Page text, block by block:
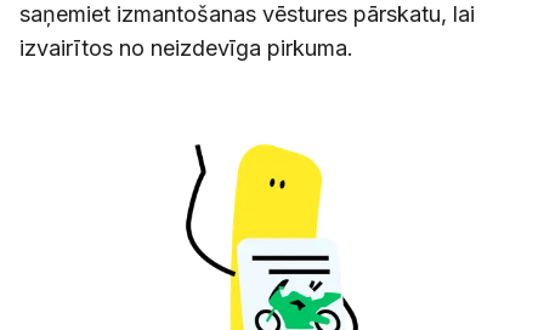
saņemiet izmantošanas vēstures pārskatu, lai
izvairītos no neizdevīga pirkuma.